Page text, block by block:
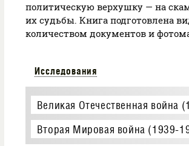
политическую верхушку — на
их судьбы. Книга подготовлена
количеством документов и
Исследования
Великая Отечественная война
Вторая Мировая война (1939-